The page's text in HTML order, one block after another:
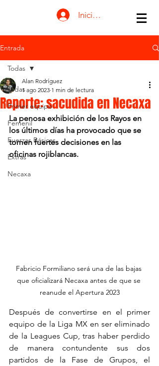
Iniciar sesión
Entrada
Todas
Primer equipo
Femenil
Fuerzas Básicas
Extras
Necaxa
Todas
Reporte: sacudida en Necaxa
Alan Rodríguez
1 ago 2023 1 min de lectura
La penosa exhibición de los Rayos en
los últimos días ha provocado que se
tomen fuertes decisiones en las
oficinas rojiblancas.
Fabricio Formiliano será una de las bajas
que oficializará Necaxa antes de que se
reanude el Apertura 2023
Después de convertirse en el primer
equipo de la Liga MX en ser eliminado
de la Leagues Cup, tras haber perdido
de manera contundente sus dos